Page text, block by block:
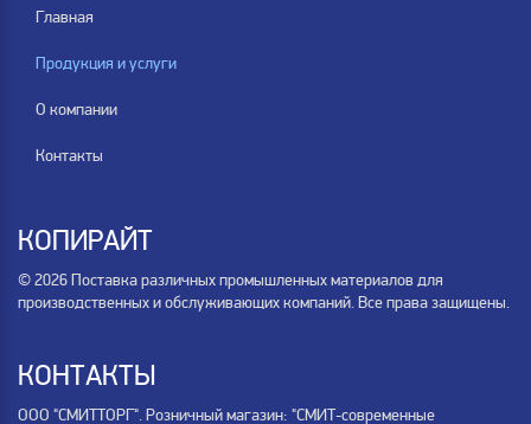
Главная
Продукция и услуги
О компании
Контакты
КОПИРАЙТ
© 2026 Поставка различных промышленных материалов для
производственных и обслуживающих компаний. Все права защищены.
КОНТАКТЫ
ООО "СМИТТОРГ". Розничный магазин: "СМИТ-современные